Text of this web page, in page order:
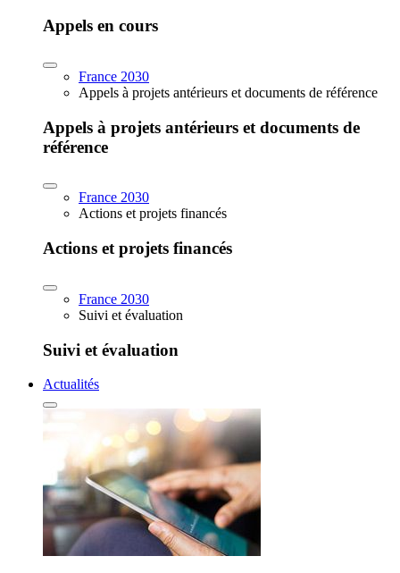
Appels en cours
France 2030
Appels à projets antérieurs et documents de référence
Appels à projets antérieurs et documents de
référence
France 2030
Actions et projets financés
Actions et projets financés
France 2030
Suivi et évaluation
Suivi et évaluation
Actualités